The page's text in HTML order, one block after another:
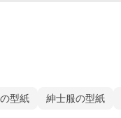
型紙 紳士服の型紙